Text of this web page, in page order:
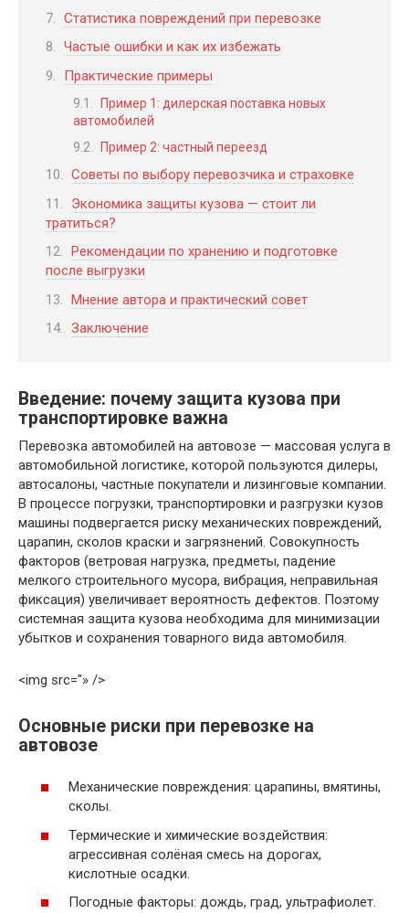
Статистика повреждений при перевозке
Частые ошибки и как их избежать
Практические примеры
Пример 1: дилерская поставка новых
автомобилей
Пример 2: частный переезд
Советы по выбору перевозчика и страховке
Экономика защиты кузова — стоит ли
тратиться?
Рекомендации по хранению и подготовке
после выгрузки
Мнение автора и практический совет
Заключение
Введение: почему защита кузова при
транспортировке важна
Перевозка автомобилей на автовозе — массовая услуга в
автомобильной логистике, которой пользуются дилеры,
автосалоны, частные покупатели и лизинговые компании.
В процессе погрузки, транспортировки и разгрузки кузов
машины подвергается риску механических повреждений,
царапин, сколов краски и загрязнений. Совокупность
факторов (ветровая нагрузка, предметы, падение
мелкого строительного мусора, вибрация, неправильная
фиксация) увеличивает вероятность дефектов. Поэтому
системная защита кузова необходима для минимизации
убытков и сохранения товарного вида автомобиля.
<img src="» />
Основные риски при перевозке на
автовозе
Механические повреждения: царапины, вмятины,
сколы.
Термические и химические воздействия:
агрессивная солёная смесь на дорогах,
кислотные осадки.
Погодные факторы: дождь, град, ультрафиолет.